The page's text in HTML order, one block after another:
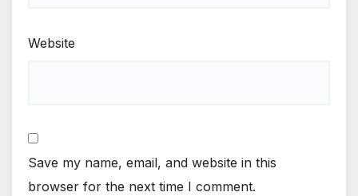
Website
Save my name, email, and website in this
browser for the next time I comment.